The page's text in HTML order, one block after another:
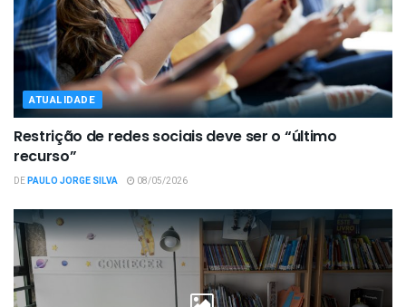
ATUALIDADE
Restrição de redes sociais deve ser o “último
recurso”
DEPAULO JORGE SILVA 08/05/2026